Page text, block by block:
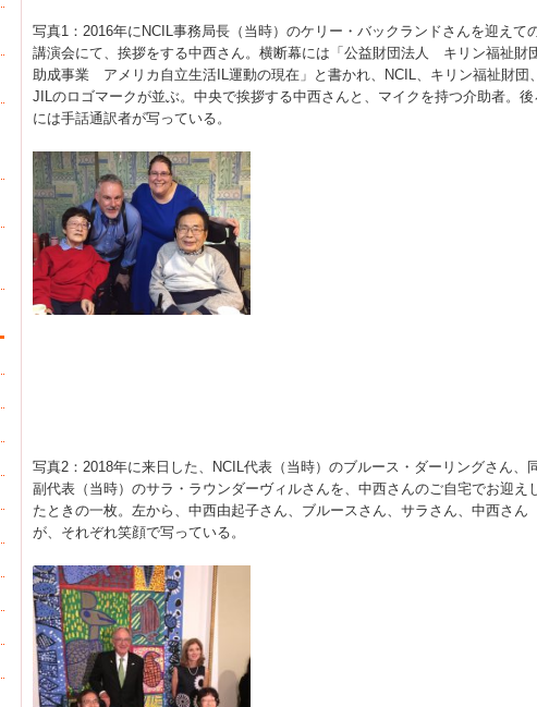
写真1：2016年にNCIL事務局長（当時）のケリー・バックランドさんを迎えて
講演会にて、挨拶をする中西さん。横断幕には「公益財団法人 キリン福祉財
助成事業 アメリカ自立生活IL運動の現在」と書かれ、NCIL、キリン福祉財団
JILのロゴマークが並ぶ。中央で挨拶する中西さんと、マイクを持つ介助者。後
には手話通訳者が写っている。
写真2：2018年に来日した、NCIL代表（当時）のブルース・ダーリングさん、
副代表（当時）のサラ・ラウンダーヴィルさんを、中西さんのご自宅でお迎え
たときの一枚。左から、中西由起子さん、ブルースさん、サラさん、中西さん
が、それぞれ笑顔で写っている。